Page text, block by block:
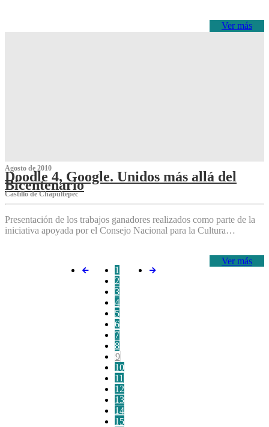
Ver más
Agosto de 2010
Doodle 4, Google. Unidos más allá del
Bicentenario
Castillo de Chapultepec
Presentación de los trabajos ganadores realizados como parte de la
iniciativa apoyada por el Consejo Nacional para la Cultura…
Ver más
1
2
3
4
5
6
7
8
9
10
11
12
13
14
15